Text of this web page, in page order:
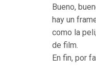
Bueno,
hay un
como la
de film.
En fin, por